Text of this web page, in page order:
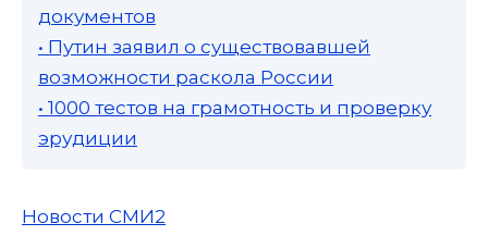
документов
• Путин заявил о существовавшей
возможности раскола России
• 1000 тестов на грамотность и проверку
эрудиции
Новости СМИ2